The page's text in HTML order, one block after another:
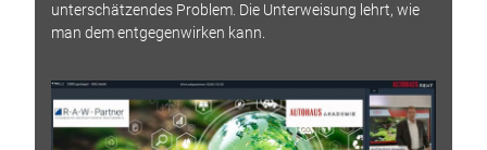
unterschätzendes Problem. Die Unterweisung lehrt, wie
man dem entgegenwirken kann.